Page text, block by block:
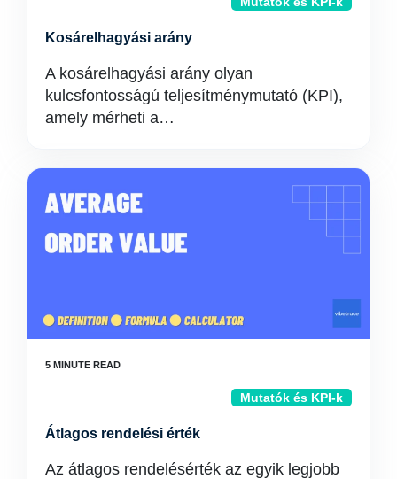
Kosárelhagyási arány
A kosárelhagyási arány olyan
kulcsfontosságú teljesítménymutató (KPI),
amely mérheti a…
Mutatók és KPI-k
Átlagos rendelési érték
Az átlagos rendelésérték az egyik legjobb